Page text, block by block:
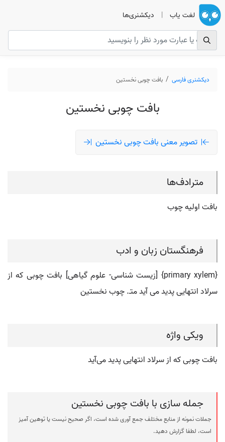
لغت یاب | دیکشنری‌ها
دیکشنری فارسی بافت چوبی نخستین
بافت چوبی نخستین
تصویر معنی بافت چوبی نخستین
مترادف‌ها
بافت اولیه چوب
فرهنگستان زبان و ادب
{primary xylem} [زیست شناسی- علوم گیاهی] بافت چوبی که از
سرلاد انتهایی پدید می آید متـ. چوب نخستین
ویکی واژه
بافت چوبی که از سرلاد انتهایی پدید می‌آید
جمله سازی با بافت چوبی نخستین
جملات نمونه از منابع مختلف جمع آوری شده است، اگر صحیح نیست یا توهین آمیز
است، لطفا گزارش دهید.